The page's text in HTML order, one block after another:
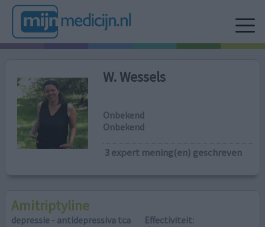
W. Wessels
Onbekend
Onbekend
3expert mening(en) geschreven
Amitriptyline
depressie - antidepressiva tca Effectiviteit: